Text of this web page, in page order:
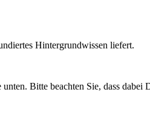
Hintergrundwissen liefert.
Bitte beachten Sie, dass dabei